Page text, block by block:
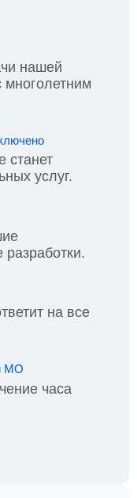
нашей
станет
услуг.
на все
МО
часа